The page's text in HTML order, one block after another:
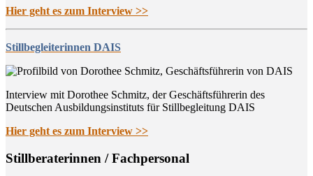
Hier geht es zum Interview >>
Stillbegleiterinnen DAIS
Interview mit Dorothee Schmitz, der Geschäftsführerin des
Deutschen Ausbildungsinstituts für Stillbegleitung DAIS
Hier geht es zum Interview >>
Still­be­ra­te­rin­nen / Fachpersonal